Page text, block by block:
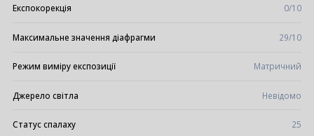
Експокорекція 0/10
Максимальне значення діафрагми 29/10
Режим виміру експозиції Матричний
Джерело світла Невідомо
Статус спалаху 25